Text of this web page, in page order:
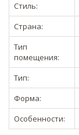
Стиль:
Страна:
Тип
помещения:
Тип:
Форма:
Особенности: